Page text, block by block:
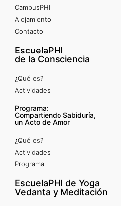
CampusPHI
Alojamiento
Contacto
EscuelaPHI
de la Consciencia
¿Qué es?
Actividades
Programa:
Compartiendo Sabiduría,
un Acto de Amor
¿Qué es?
Actividades
Programa
EscuelaPHI de Yoga
Vedanta y Meditación